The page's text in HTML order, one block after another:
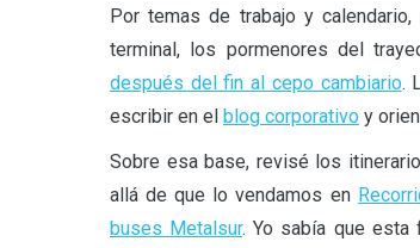
Por temas de trabajo y
terminal, los pormenores del
después del fin al cepo cambiario.
escribir en el blog corporativo y
Sobre esa base, revisé los
allá de que lo vendamos en
buses Metalsur. Yo sabía que esta